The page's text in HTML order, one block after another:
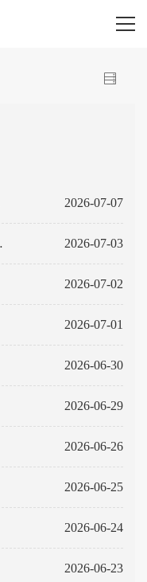
2026-07-07
2026-07-03
2026-07-02
2026-07-01
2026-06-30
2026-06-29
2026-06-26
2026-06-25
2026-06-24
2026-06-23